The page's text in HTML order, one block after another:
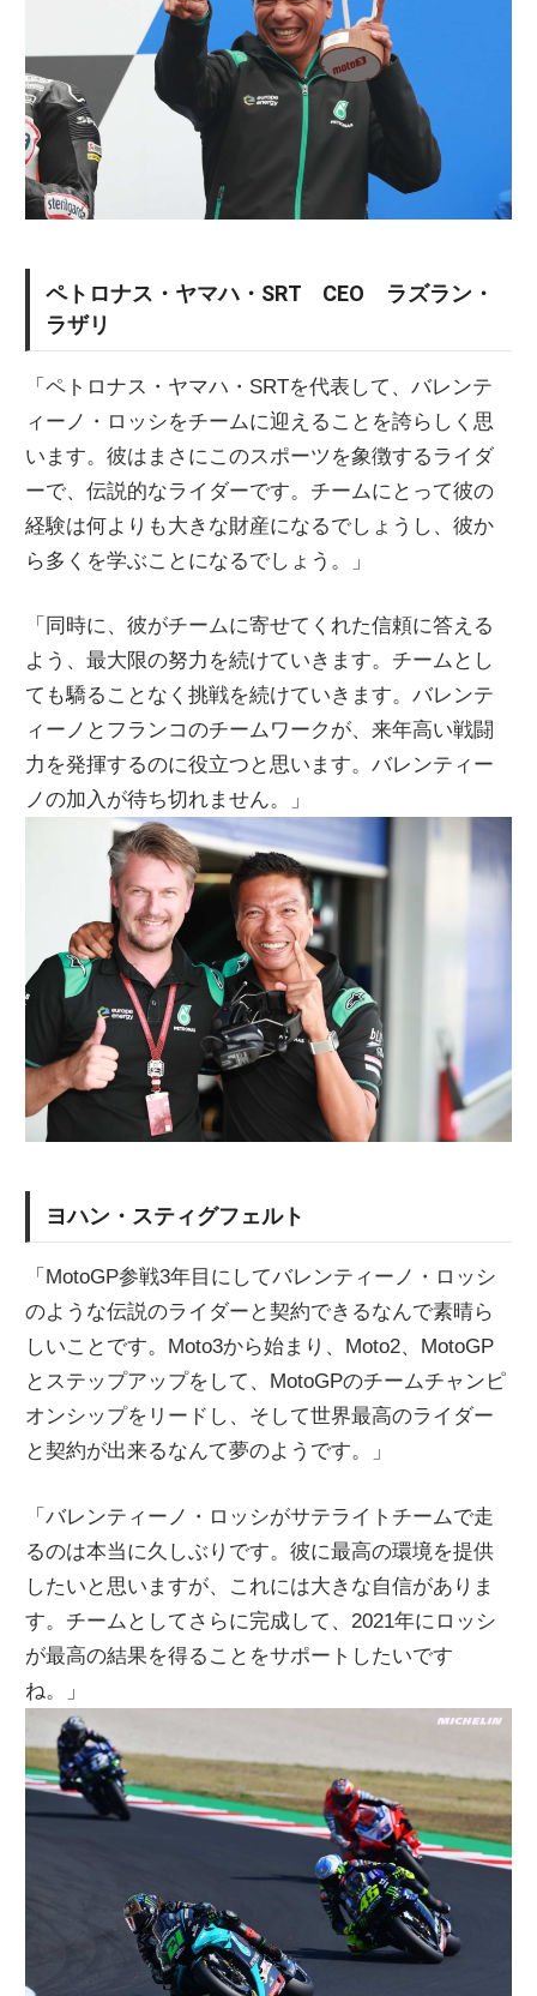
ペトロナス・ヤマハ・SRT CEO ラズラン・
ラザリ
「ペトロナス・ヤマハ・SRTを代表して、バレンテ
ィーノ・ロッシをチームに迎えることを誇らしく思
います。彼はまさにこのスポーツを象徴するライダ
ーで、伝説的なライダーです。チームにとって彼の
経験は何よりも大きな財産になるでしょうし、彼か
ら多くを学ぶことになるでしょう。」
「同時に、彼がチームに寄せてくれた信頼に答える
よう、最大限の努力を続けていきます。チームとし
ても驕ることなく挑戦を続けていきます。バレンテ
ィーノとフランコのチームワークが、来年高い戦闘
力を発揮するのに役立つと思います。バレンティー
ノの加入が待ち切れません。」
ヨハン・スティグフェルト
「MotoGP参戦3年目にしてバレンティーノ・ロッシ
のような伝説のライダーと契約できるなんで素晴ら
しいことです。Moto3から始まり、Moto2、MotoGP
とステップアップをして、MotoGPのチームチャンピ
オンシップをリードし、そして世界最高のライダー
と契約が出来るなんて夢のようです。」
「バレンティーノ・ロッシがサテライトチームで走
るのは本当に久しぶりです。彼に最高の環境を提供
したいと思いますが、これには大きな自信がありま
す。チームとしてさらに完成して、2021年にロッシ
が最高の結果を得ることをサポートしたいです
ね。」